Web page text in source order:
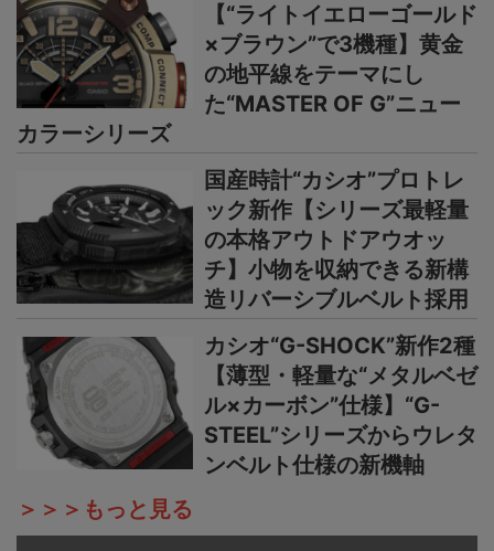
【“ライトイエローゴールド
×ブラウン”で3機種】黄金
の地平線をテーマにし
た“MASTER OF G”ニュー
カラーシリーズ
国産時計“カシオ”プロトレ
ック新作【シリーズ最軽量
の本格アウトドアウオッ
チ】小物を収納できる新構
造リバーシブルベルト採用
カシオ“G-SHOCK”新作2種
【薄型・軽量な“メタルベゼ
ル×カーボン”仕様】“G-
STEEL”シリーズからウレタ
ンベルト仕様の新機軸
＞＞＞もっと見る